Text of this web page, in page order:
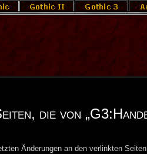
die von
Änderungen an den verlinkten